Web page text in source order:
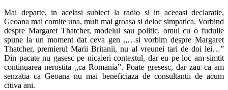
Mai departe, in acelasi subiect la radio si in aceeasi declaratie,
Geoana mai comite una, mult mai groasa si deloc simpatica. Vorbind
despre Margaret Thatcher, modelul sau politic, omul cu o fudulie
spune la un moment dat ceva gen „…si vorbim despre Margaret
Thatcher, premierul Marii Britanii, nu al vreunei tari de doi lei…”
Din pacate nu gasesc pe nicaieri contextul, dar eu pe loc am simtit
continuarea nerostita „ca Romania”. Poate gresesc, dar zau ca am
senzatia ca Geoana nu mai beneficiaza de consultantii de acum
citiva ani.